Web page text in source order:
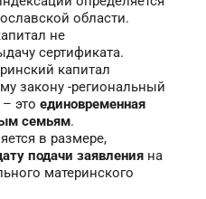
области.
не
сертификата.
капитал
закону -региональный
это единовременная
семьям.
в размере,
подачи заявления на
материнского